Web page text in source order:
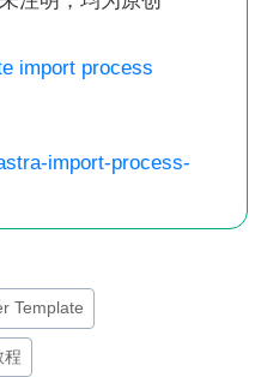
import process
import-process-
Template
程